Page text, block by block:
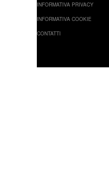
INFORMATIVA PRIVACY
INFORMATIVA COOKIE
CONTATTI